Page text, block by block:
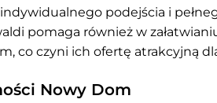
podejścia i
pomaga również w
co czyni ich ofertę atrakcyjną
Nowy Dom